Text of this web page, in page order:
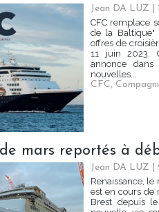
Jean DA LUZ |
CFC remplace
de la Baltique"
offres de
11 juin 2023.
annonce
nouvelles...
CFC,
mars reportés à
Jean DA LUZ |
Renaissance, le
est en cours de
Brest depuis